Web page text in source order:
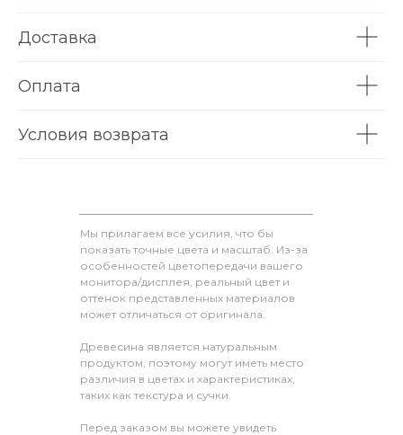
Доставка
Оплата
Условия возврата
Мы прилагаем все усилия, что бы
показать точные цвета и масштаб. Из-за
особенностей цветопередачи вашего
монитора/дисплея, реальный цвет и
оттенок представленных материалов
может отличаться от оригинала.
Древесина является натуральным
продуктом, поэтому могут иметь место
различия в цветах и характеристиках,
таких как текстура и сучки.
Перед заказом вы можете увидеть